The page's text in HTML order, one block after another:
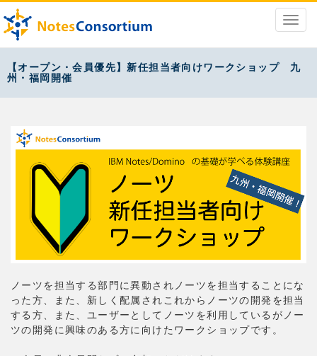
【オープン・会員優先】新任担当者向けワークショップ 九
州・福岡開催
ノーツを担当する部門に異動されノーツを担当することにな
った方、また、新しく配属されこれからノーツの開発を担当
する方、また、ユーザーとしてノーツを利用しているがノー
ツの開発に興味のある方に向けたワークショップです。